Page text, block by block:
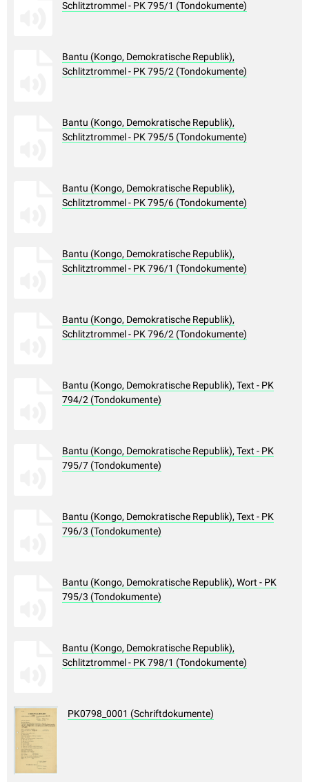
Schlitztrommel - PK 795/1 (Tondokumente)
Bantu (Kongo, Demokratische Republik),
Schlitztrommel - PK 795/2 (Tondokumente)
Bantu (Kongo, Demokratische Republik),
Schlitztrommel - PK 795/5 (Tondokumente)
Bantu (Kongo, Demokratische Republik),
Schlitztrommel - PK 795/6 (Tondokumente)
Bantu (Kongo, Demokratische Republik),
Schlitztrommel - PK 796/1 (Tondokumente)
Bantu (Kongo, Demokratische Republik),
Schlitztrommel - PK 796/2 (Tondokumente)
Bantu (Kongo, Demokratische Republik), Text - PK
794/2 (Tondokumente)
Bantu (Kongo, Demokratische Republik), Text - PK
795/7 (Tondokumente)
Bantu (Kongo, Demokratische Republik), Text - PK
796/3 (Tondokumente)
Bantu (Kongo, Demokratische Republik), Wort - PK
795/3 (Tondokumente)
Bantu (Kongo, Demokratische Republik),
Schlitztrommel - PK 798/1 (Tondokumente)
PK0798_0001 (Schriftdokumente)